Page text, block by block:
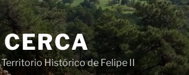
Histórico de Felipe II